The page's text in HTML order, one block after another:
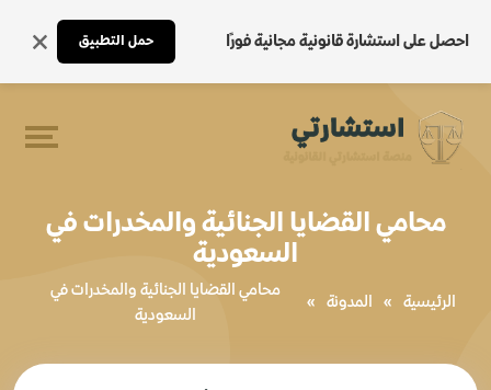
احصل على استشارة قانونية مجانية فورًا حمل التطبيق
محامي القضايا الجنائية والمخدرات في
السعودية
الرئيسية » المدونة »
محامي القضايا الجنائية والمخدرات في
السعودية